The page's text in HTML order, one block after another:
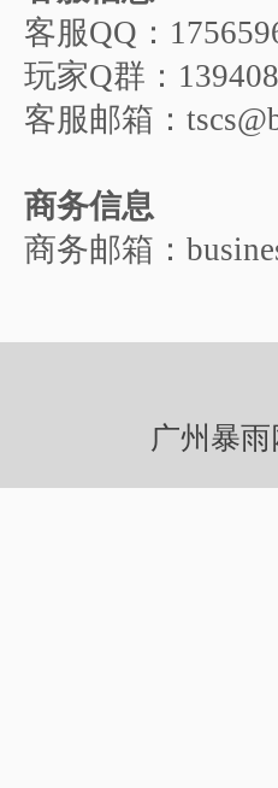
客服QQ：
玩家Q群：
客服邮箱：
商务信息
商务邮箱：
广州暴